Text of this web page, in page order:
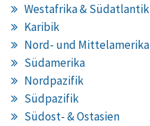
Westafrika & Südatlantik
Karibik
Nord- und Mittelamerika
Südamerika
Nordpazifik
Südpazifik
Südost- & Ostasien